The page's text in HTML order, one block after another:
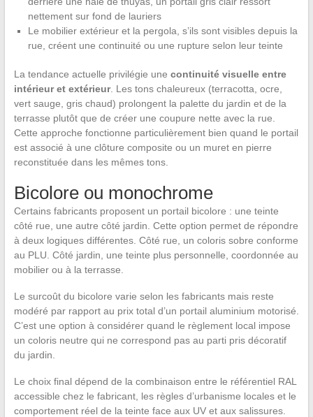
nettement sur fond de lauriers
Le mobilier extérieur et la pergola, s’ils sont visibles depuis la
rue, créent une continuité ou une rupture selon leur teinte
La tendance actuelle privilégie une continuité visuelle entre
intérieur et extérieur. Les tons chaleureux (terracotta, ocre,
vert sauge, gris chaud) prolongent la palette du jardin et de la
terrasse plutôt que de créer une coupure nette avec la rue.
Cette approche fonctionne particulièrement bien quand le portail
est associé à une clôture composite ou un muret en pierre
reconstituée dans les mêmes tons.
Bicolore ou monochrome
Certains fabricants proposent un portail bicolore : une teinte
côté rue, une autre côté jardin. Cette option permet de répondre
à deux logiques différentes. Côté rue, un coloris sobre conforme
au PLU. Côté jardin, une teinte plus personnelle, coordonnée au
mobilier ou à la terrasse.
Le surcoût du bicolore varie selon les fabricants mais reste
modéré par rapport au prix total d’un portail aluminium motorisé.
C’est une option à considérer quand le règlement local impose
un coloris neutre qui ne correspond pas au parti pris décoratif
du jardin.
Le choix final dépend de la combinaison entre le référentiel RAL
accessible chez le fabricant, les règles d’urbanisme locales et le
comportement réel de la teinte face aux UV et aux salissures.